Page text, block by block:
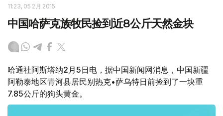
11:23, 05 2月 2015
中国哈萨克族牧民捡到近8公斤天然金块
哈通社阿斯塔纳2月5日电，据中国新闻网消息，中国新疆
阿勒泰地区青河县居民别热克•萨乌特日前捡到了一块重
7.85公斤的狗头黄金。